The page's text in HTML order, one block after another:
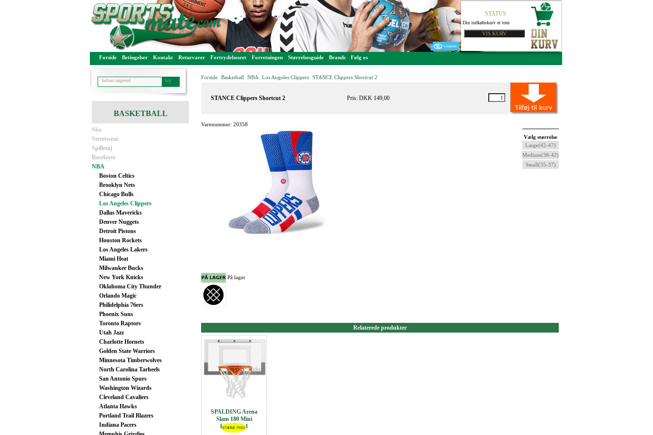
STATUS
Din indkøbskurv er tom
Forside Betingelser Kontakt Returvarer Fortrydelsesret Forretningen Størrelsesguide Brands Følg os
BASKETBALL
Sko
Streetwear
Spilletøj
Baselayer
NBA
Boston Celtics
Brooklyn Nets
Chicago Bulls
Los Angeles Clippers
Dallas Mavericks
Denver Nuggets
Detroit Pistons
Houston Rockets
Los Angeles Lakers
Miami Heat
Milwaukee Bucks
New York Knicks
Oklahoma City Thunder
Orlando Magic
Philidelphia 76ers
Phoenix Suns
Toronto Raptors
Utah Jazz
Charlotte Hornets
Golden State Warriors
Minnesota Timberwolves
North Carolina Tarheels
San Antonio Spurs
Washington Wizards
Cleveland Cavaliers
Atlanta Hawks
Portland Trail Blazers
Indiana Pacers
Forside Basketball NBA Los Angeles Clippers STANCE Clippers Shortcut 2
STANCE Clippers Shortcut 2 Pris: DKK 149,00
Varenummer: 20358
Vælg størrelse
Large(42-47)
Medium(38-42)
Small(35-37)
På lager
Relaterede produkter
SPALDING Arena
Slam 180 Mini
Backboard